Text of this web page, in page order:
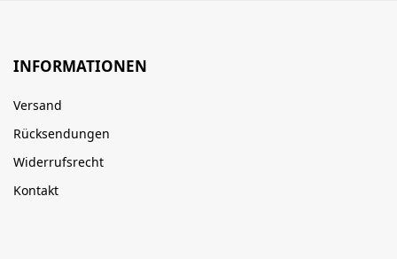
INFORMATIONEN
Versand
Rücksendungen
Widerrufsrecht
Kontakt